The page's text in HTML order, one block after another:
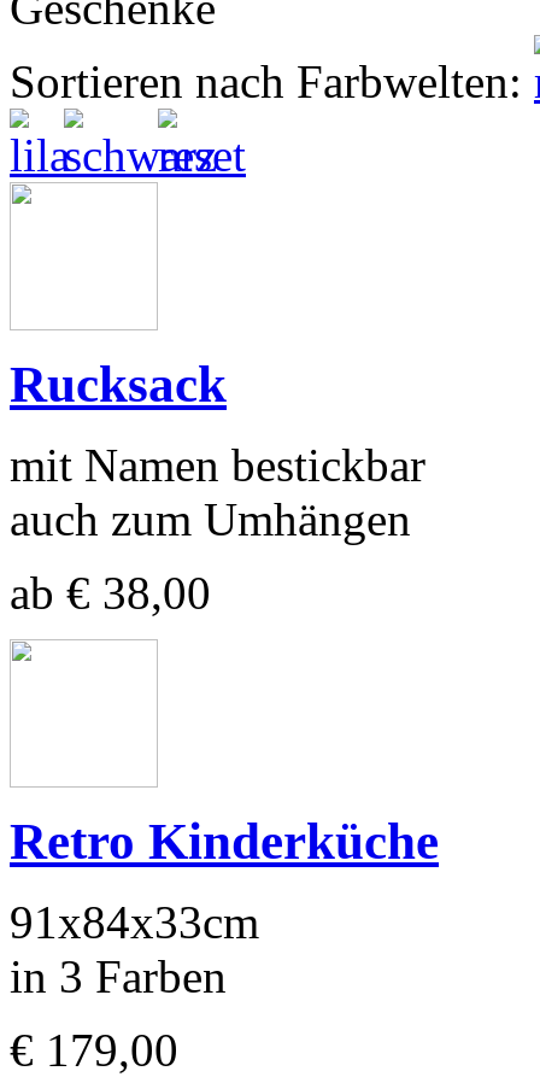
Sortieren nach Farbwelten:
Rucksack
mit Namen bestickbar
auch zum Umhängen
ab € 38,00
Retro Kinderküche
91x84x33cm
in 3 Farben
€ 179,00